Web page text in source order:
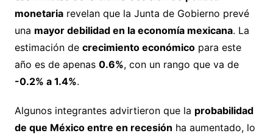
monetariarevelan que la Junta de Gobierno prevé
una mayor debilidad en la economía mexicana. La
estimación de crecimiento económicopara este
año es de apenas 0.6%, con un rango que va de
-0.2% a 1.4%.
Algunos integrantes advirtieron que la probabilidad
de que México entre en recesión ha aumentado, lo